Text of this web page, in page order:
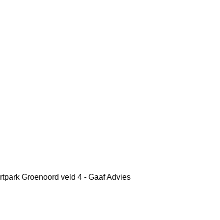
Groenoord veld 4 - Gaaf Advies